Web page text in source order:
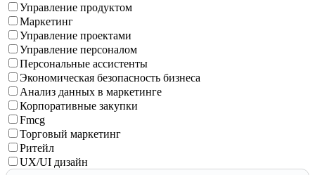
Управление продуктом
Маркетинг
Управление проектами
Управление персоналом
Персональные ассистенты
Экономическая безопасность бизнеса
Анализ данных в маркетинге
Корпоративные закупки
Fmcg
Торговый маркетинг
Ритейл
UX/UI дизайн